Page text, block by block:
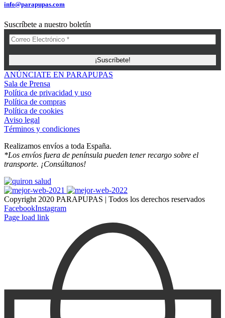
info@parapupas.com
Suscríbete a nuestro boletín
ANÚNCIATE EN PARAPUPAS
Sala de Prensa
Política de privacidad y uso
Política de compras
Política de cookies
Aviso legal
Términos y condiciones
Realizamos envíos a toda España.
*Los envíos fuera de península pueden tener recargo sobre el
transporte. ¡Consúltanos!
Copyright 2020 PARAPUPAS | Todos los derechos reservados
FacebookInstagram
Page load link